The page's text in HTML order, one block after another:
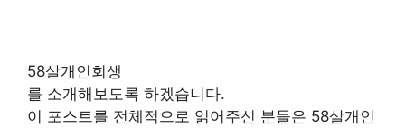
58살개인회생
를 소개해보도록 하겠습니다.
이 포스트를 전체적으로 읽어주신 분들은 58살개인